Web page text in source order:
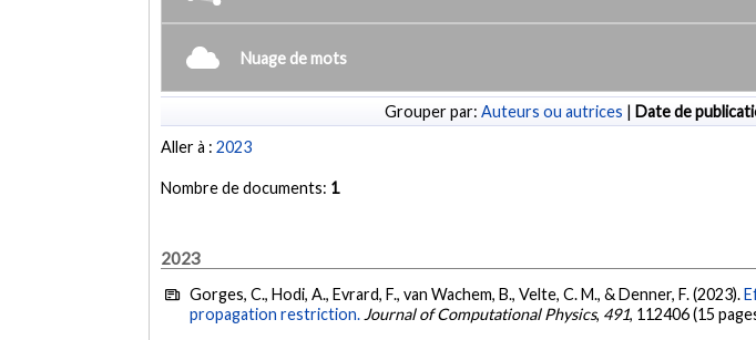
Nuage de mots
Grouper par: Auteurs ou autrices | Date de
Aller à :2023
Nombre de documents: 1
2023
Gorges, C., Hodi, A., Evrard, F., van Wachem, B., Velte, C. M., & Denner, F. (2023).
propagation restriction. Journal of Computational Physics, 491, 112406 (15